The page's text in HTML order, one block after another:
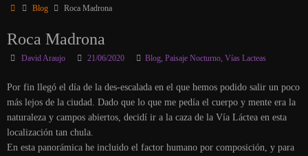
InicioBlog Roca Madrona
Roca Madrona
David Araujo 21/06/2020 Blog, Paisaje Nocturno, Vías Lacteas
Por fin llegó el día de la des-escalada en el que hemos podido salir un poco
más lejos de la ciudad. Dado que lo que me pedía el cuerpo y mente era la
naturaleza y campos abiertos, decidí ir a la caza de la Vía Láctea en esta
localización tan chula.
En esta panorámica he incluido el factor humano por composición, y para